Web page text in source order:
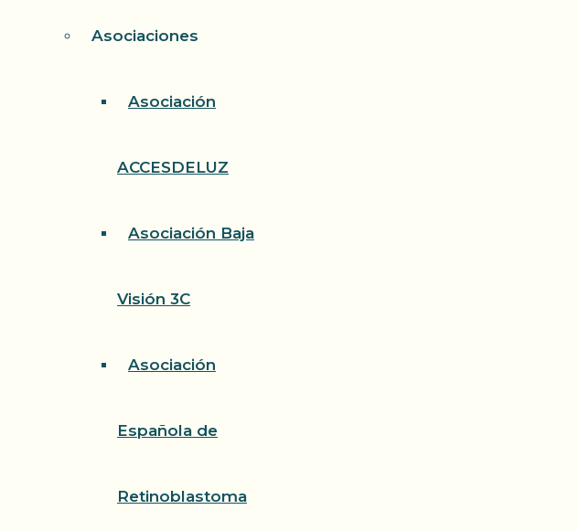
Asociaciones
Asociación
ACCESDELUZ
Asociación Baja
Visión 3C
Asociación
Española de
Retinoblastoma